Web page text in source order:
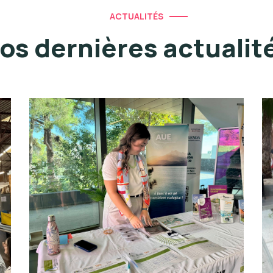
ACTUALITÉS
dernières